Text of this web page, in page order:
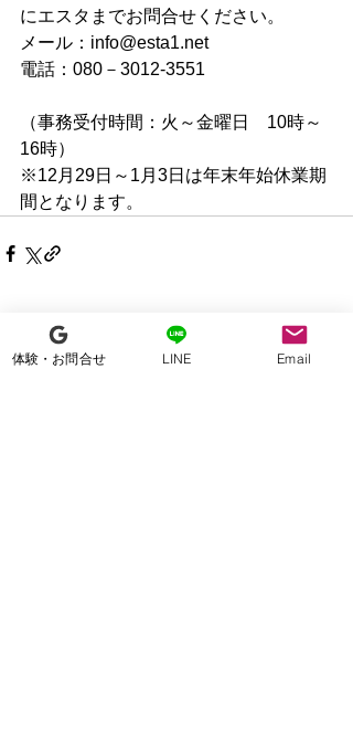
にエスタまでお問合せください。
メール：info@esta1.net
電話：080－3012‐3551
（事務受付時間：火～金曜日　10時～
16時）
※12月29日～1月3日は年末年始休業期
間となります。
最新記事 すべて表示
体験・お問合せ LINE Email